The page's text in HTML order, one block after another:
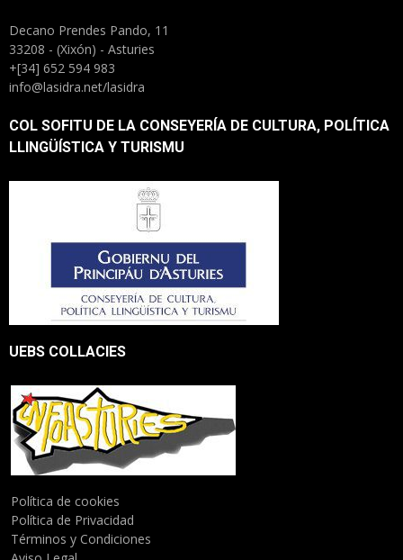
Decano Prendes Pando, 11
33208 - (Xixón) - Asturies
+[34] 652 594 983
info@lasidra.net/lasidra
COL SOFITU DE LA CONSEYERÍA DE CULTURA, POLÍTICA
LLINGÜÍSTICA Y TURISMU
UEBS COLLACIES
Política de cookies
Política de Privacidad
Términos y Condiciones